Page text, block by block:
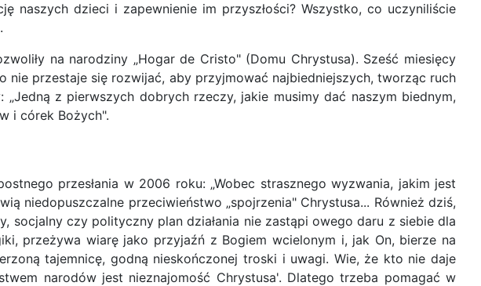
naszych dzieci i zapewnienie im przyszłości? Wszystko, co uczyniliście
na narodziny „Hogar de Cristo" (Domu Chrystusa). Sześć miesięcy
nie przestaje się rozwijać, aby przyjmować najbiedniejszych, tworząc ruch
z pierwszych dobrych rzeczy, jakie musimy dać naszym biednym,
i córek Bożych".
przesłania w 2006 roku: „Wobec strasznego wyzwania, jakim jest
niedopuszczalne przeciwieństwo „spojrzenia" Chrystusa... Również dziś,
socjalny czy polityczny plan działania nie zastąpi owego daru z siebie dla
przeżywa wiarę jako przyjaźń z Bogiem wcielonym i, jak On, bierze na
tajemnicę, godną nieskończonej troski i uwagi. Wie, że kto nie daje
narodów jest nieznajomość Chrystusa'. Dlatego trzeba pomagać w